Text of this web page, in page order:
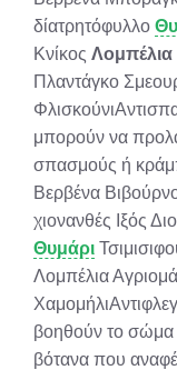
δίατρητόφυλλο
Κνίκος Λομπέλια
Πλαντάγκο
μπορούν να
σπασμούς ή
Βερβένα
χιονανθές Ιξός
Θυμάρι
Λομπέλια
βοηθούν το σώμα
βότανα που